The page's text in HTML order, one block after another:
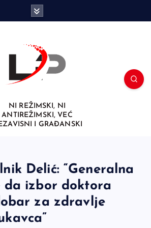
NI REŽIMSKI, NI
ANTIREŽIMSKI, VEĆ
I GRAĐANSKI
Delić: “Generalna
da izbor doktora
za zdravlje